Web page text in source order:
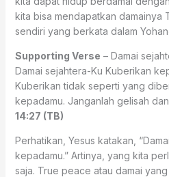
kita bisa mendapatkan damainya
sendiri yang berkata dalam
Supporting Verse – Damai
Damai sejahtera-Ku Kuberikan
Kuberikan tidak seperti yang
kepadamu. Janganlah gelisah
14:27 (TB)
Perhatikan, Yesus katakan,
kepadamu.” Artinya, yang kita
saja. True peace atau damai